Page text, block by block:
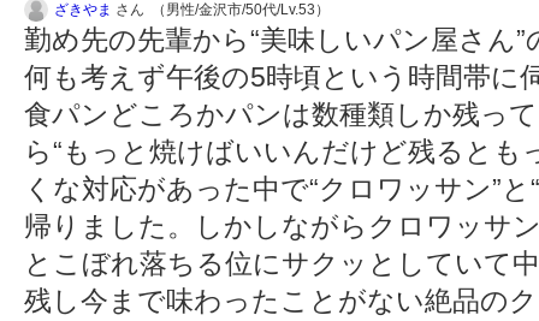
ざきやま さん （男性/金沢市/50代/Lv.53）
勤め先の先輩から“美味しいパン屋さん
何も考えず午後の5時頃という時間帯に
食パンどころかパンは数種類しか残っ
ら“もっと焼けばいいんだけど残るとも
くな対応があった中で“クロワッサン”
帰りました。しかしながらクロワッサ
とこぼれ落ちる位にサクッとしていて
残し今まで味わったことがない絶品の